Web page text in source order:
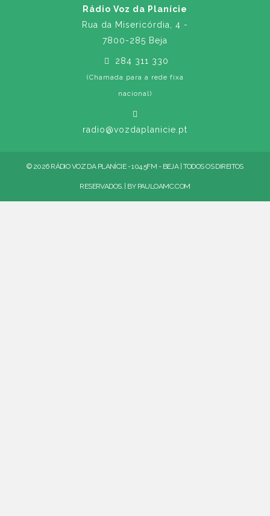
Rádio Voz da Planície
Rua da Misericórdia, 4 -
7800-285 Beja
284 311 330
(Chamada para a rede fixa
nacional)
radio@vozdaplanicie.pt
© 2026 RÁDIO VOZ DA PLANÍCIE - 104.5FM - BEJA | TODOS OS DIREITOS
RESERVADOS. | BY PAULOAMC.COM